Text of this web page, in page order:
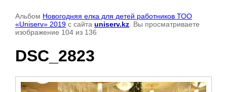
Альбом Новогодняя елка для детей работников ТОО
«Uniserv» 2019 с сайта uniserv.kz . Вы просматриваете
изображение 104 из 136
DSC_2823